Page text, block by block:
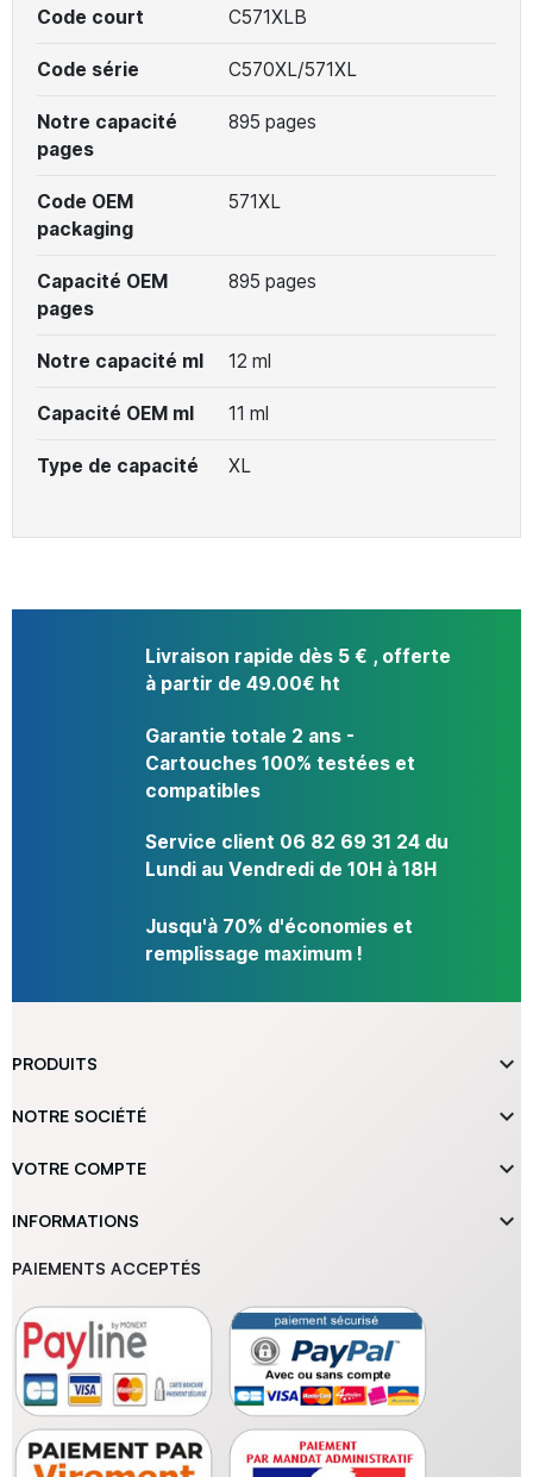
Code court C571XLB
Code série C570XL/571XL
Notre capacité
pages
895 pages
Code OEM
packaging
571XL
Capacité OEM
pages
895 pages
Notre capacité ml 12 ml
Capacité OEM ml 11 ml
Type de capacité XL
Livraison rapide dès 5 € , offerte
à partir de 49.00€ ht
Garantie totale 2 ans -
Cartouches 100% testées et
compatibles
Service client 06 82 69 31 24 du
Lundi au Vendredi de 10H à 18H
Jusqu'à 70% d'économies et
remplissage maximum !
PRODUITS 
NOTRE SOCIÉTÉ 
VOTRE COMPTE 
INFORMATIONS 
PAIEMENTS ACCEPTÉS